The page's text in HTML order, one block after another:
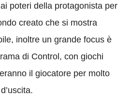
poteri della protagonista per
creato che si mostra
inoltre un grande focus è
di Control, con giochi
il giocatore per molto